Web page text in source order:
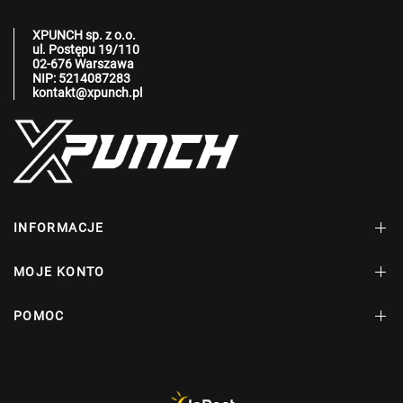
XPUNCH sp. z o.o.
ul. Postępu 19/110
02-676 Warszawa
NIP: 5214087283
kontakt@xpunch.pl
INFORMACJE
MOJE KONTO
POMOC